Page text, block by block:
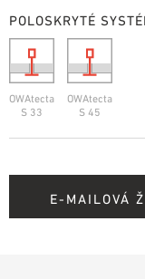
POLOSKRYTÉ
OWAtecta
S 33
OWAtecta
S 45
E-MAILOVÁ